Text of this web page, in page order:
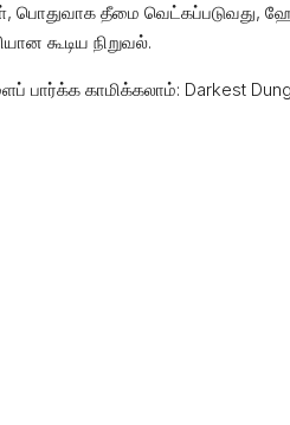
பொதுவாக தீமை வெட்கப்படுவது,
கூடிய நிறுவல்.
பார்க்க காமிக்கலாம்: Darkest